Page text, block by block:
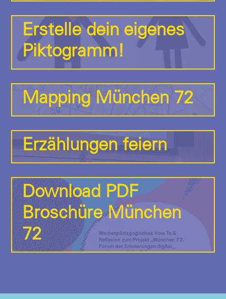
Erstelle dein eigenes
Piktogramm!
Mapping München 72
Erzählungen feiern
Download PDF
Broschüre München
72